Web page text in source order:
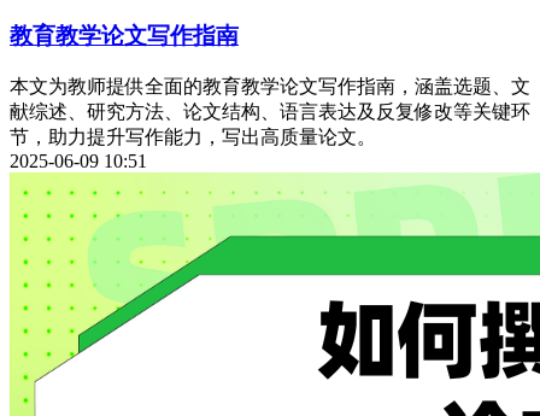
教育教学论文写作指南
本文为教师提供全面的教育教学论文写作指南，涵盖选题、文
献综述、研究方法、论文结构、语言表达及反复修改等关键环
节，助力提升写作能力，写出高质量论文。
2025-06-09 10:51